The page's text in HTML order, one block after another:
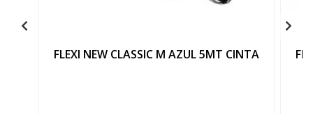
FLEXI NEW CLASSIC M AZUL 5MT CINTA